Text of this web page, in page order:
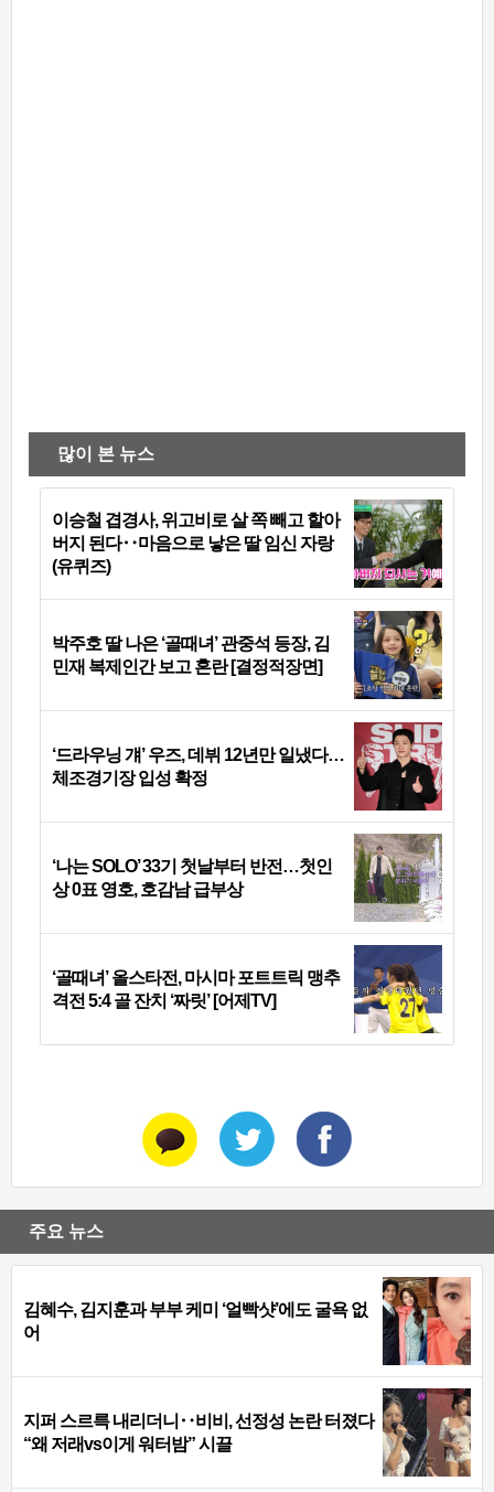
많이 본 뉴스
이승철 겹경사, 위고비로 살 쪽 빼고 할아
버지 된다‥마음으로 낳은 딸 임신 자랑
(유퀴즈)
박주호 딸 나은 ‘골때녀’ 관중석 등장, 김
민재 복제인간 보고 혼란 [결정적장면]
‘드라우닝 걔’ 우즈, 데뷔 12년만 일냈다…
체조경기장 입성 확정
‘나는 SOLO’ 33기 첫날부터 반전…첫인
상 0표 영호, 호감남 급부상
‘골때녀’ 올스타전, 마시마 포트트릭 맹추
격전 5:4 골 잔치 ‘짜릿’ [어제TV]
주요 뉴스
김혜수, 김지훈과 부부 케미 ‘얼빡샷’에도 굴욕 없
어
지퍼 스르륵 내리더니‥비비, 선정성 논란 터졌다
“왜 저래vs이게 워터밤” 시끌